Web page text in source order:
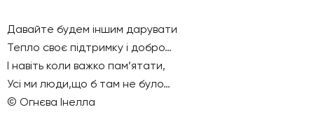
Давайте будем іншим дарувати
Тепло своє підтримку і добро…
І навіть коли важко пам’ятати,
Усі ми люди,що б там не було…
© Огнєва Інелла